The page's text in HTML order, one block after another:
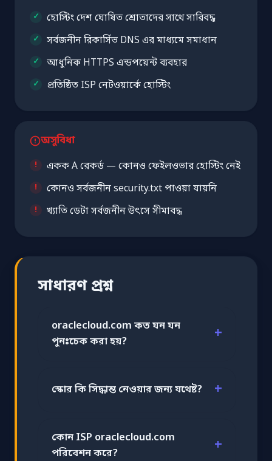
হোস্টিং দেশ ঘোষিত শ্রোতাদের সাথে সারিবদ্ধ
সর্বজনীন রিকার্সিভ DNS এর মাধ্যমে সমাধান
আধুনিক HTTPS এন্ডপয়েন্ট ব্যবহার
প্রতিষ্ঠিত ISP নেটওয়ার্কে হোস্টিং
অসুবিধা
একক A রেকর্ড — কোনও ফেইলওভার হোস্টিং নেই
কোনও সর্বজনীন security.txt পাওয়া যায়নি
খ্যাতি ডেটা সর্বজনীন উৎসে সীমাবদ্ধ
সাধারণ প্রশ্ন
oraclecloud.com কত ঘন ঘন
পুনঃচেক করা হয়?
স্কোর কি সিদ্ধান্ত নেওয়ার জন্য যথেষ্ট?
কোন ISP oraclecloud.com
পরিবেশন করে?